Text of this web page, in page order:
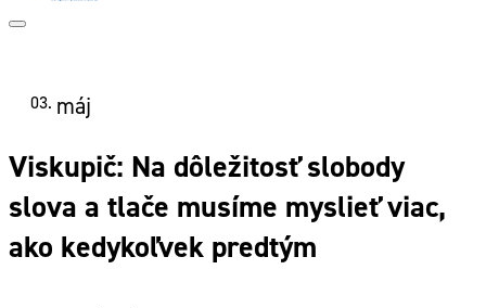
03. máj
Viskupič: Na dôležitosť slobody
slova a tlače musíme myslieť viac,
ako kedykoľvek predtým